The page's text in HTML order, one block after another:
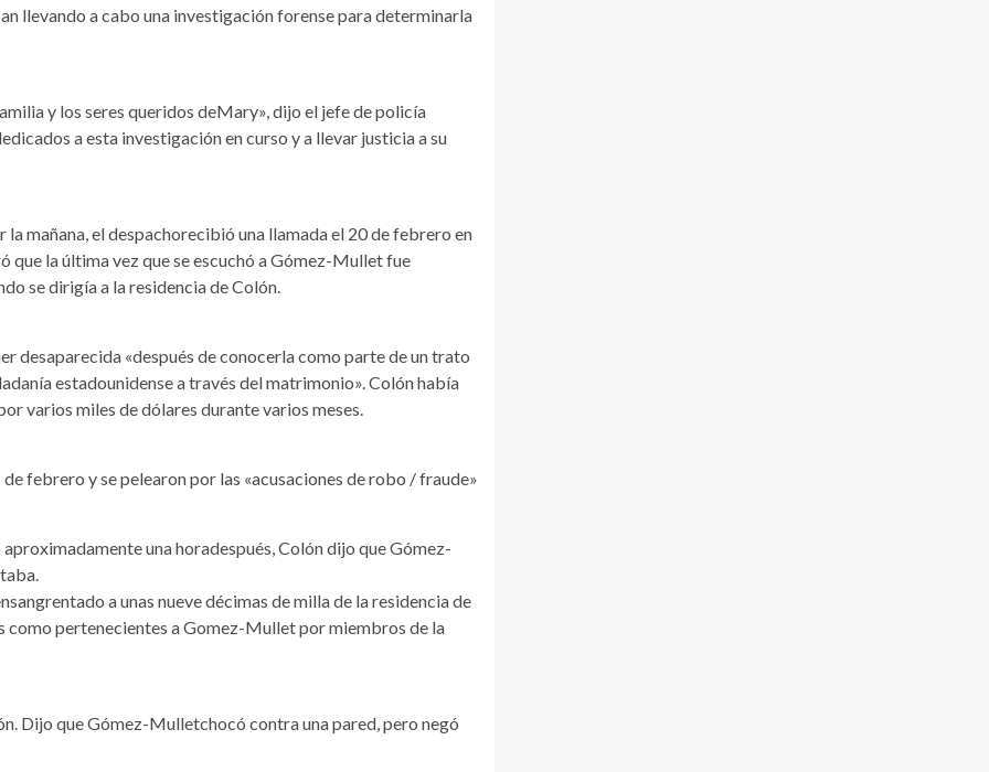
llevando a cabo una investigación forense para determinarla
y los seres queridos deMary», dijo el jefe de policía
a esta investigación en curso y a llevar justicia a su
mañana, el despachorecibió una llamada el 20 de febrero en
que la última vez que se escuchó a Gómez-Mullet fue
se dirigía a la residencia de Colón.
desaparecida «después de conocerla como parte de un trato
estadounidense a través del matrimonio». Colón había
varios miles de dólares durante varios meses.
febrero y se pelearon por las «acusaciones de robo / fraude»
una horadespués, Colón dijo que Gómez-
a unas nueve décimas de milla de la residencia de
pertenecientes a Gomez-Mullet por miembros de la
Dijo que Gómez-Mulletchocó contra una pared, pero negó